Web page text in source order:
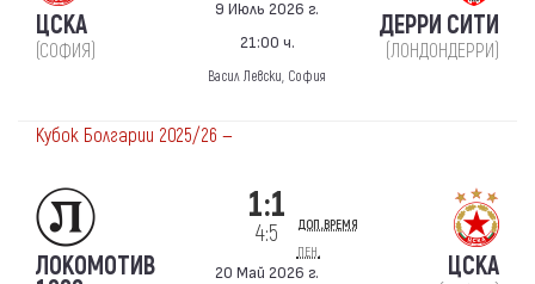
ЦСКА
(СОФИЯ)
9 Июль 2026 г.
21:00 ч.
Васил Левски, София
ДЕРРИ СИТИ
(ЛОНДОНДЕРРИ)
Кубок Болгарии 2025/26 —
ЛОКОМОТИВ
1:1 доп.время
4:5
пен.
20 Май 2026 г. ЦСКА